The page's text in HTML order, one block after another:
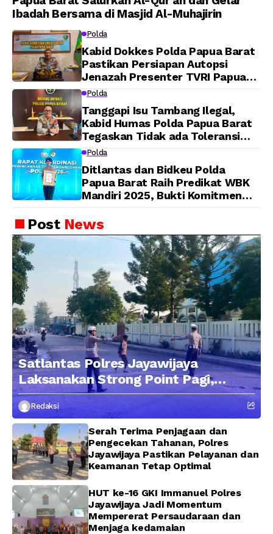
Ibadah Bersama di Masjid Al-Muhajirin
Polda
Kabid Dokkes Polda Papua Barat
Pastikan Persiapan Autopsi
Jenazah Presenter TVRI Papua
Barat Yanto Idorway Telah
Dijadwalkan Kamis
Polda
Tanggapi Isu Tambang Ilegal,
Kabid Humas Polda Papua Barat
Tegaskan Tidak ada Toleransi
bagi Oknum Anggota
Polda
Ditlantas dan Bidkeu Polda
Papua Barat Raih Predikat WBK
Mandiri 2025, Bukti Komitmen
Berintegritas
PostNews
Satlantas Polres Jayawijaya
Laksanakan Strong Point Pagi,
Edukasi Pengendara dengan
Pendekatan Humanis
Redaksi
Serah Terima Penjagaan dan
Pengecekan Tahanan, Polres
Jayawijaya Pastikan Pelayanan dan
Keamanan Tetap Optimal
HUT ke-16 GKI Immanuel Polres
Jayawijaya Jadi Momentum
Mempererat Persaudaraan dan
Menjaga kedamaian